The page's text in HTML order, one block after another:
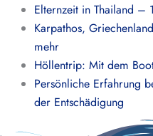
Elternzeit in Thailand –
Karpathos,
mehr
Höllentrip: Mit dem
Persönliche Erfahrung
der Entschädigung